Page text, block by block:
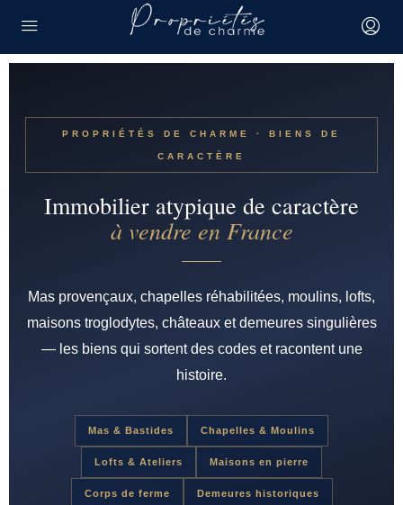
PROPRIÉTÉS DE CHARME · BIENS DE
CARACTÈRE
Immobilier atypique de caractère
à vendre en France
Mas provençaux, chapelles réhabilitées, moulins, lofts,
maisons troglodytes, châteaux et demeures singulières
— les biens qui sortent des codes et racontent une
histoire.
Mas & Bastides Chapelles & Moulins
Lofts & Ateliers Maisons en pierre
Corps de ferme Demeures historiques